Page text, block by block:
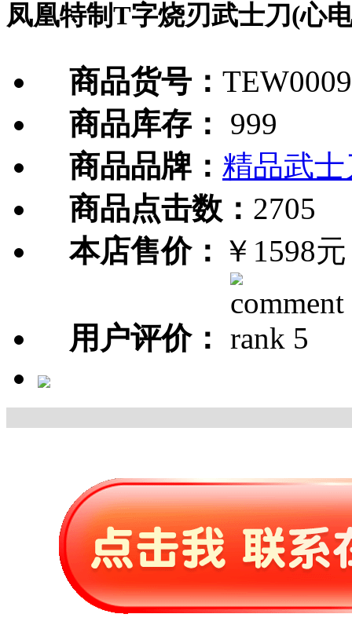
凤凰特制T字烧刃武士刀(心
商品货号：
商品库存：
999
商品品牌： 精品武士
商品点击数： 2705
本店售价： ￥1598元
用户评价：